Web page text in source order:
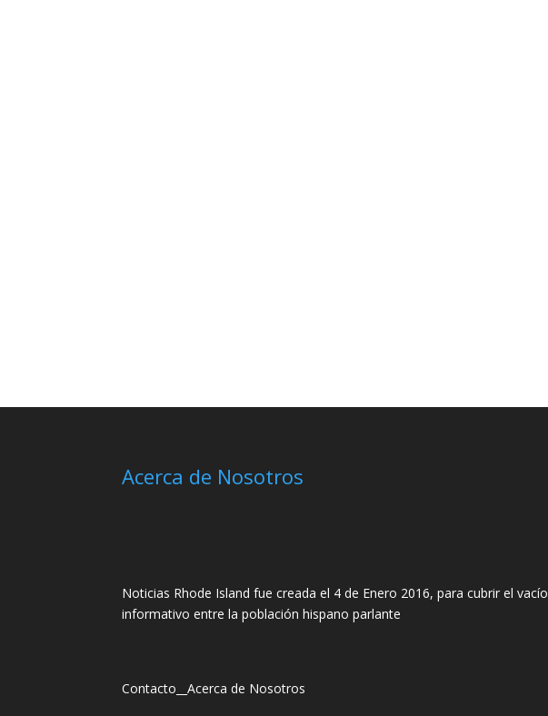
Acerca de Nosotros
Noticias Rhode Island fue creada el 4 de Enero 2016, para cubrir el vacío
informativo entre la población hispano parlante
Contacto __Acerca de Nosotros